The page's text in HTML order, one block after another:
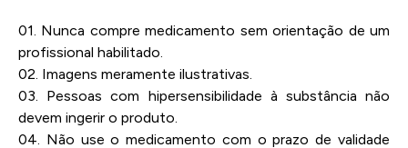
01. Nunca compre medicamento sem orientação de um
profissional habilitado.
02. Imagens meramente ilustrativas.
03. Pessoas com hipersensibilidade à substância não
devem ingerir o produto.
04. Não use o medicamento com o prazo de validade